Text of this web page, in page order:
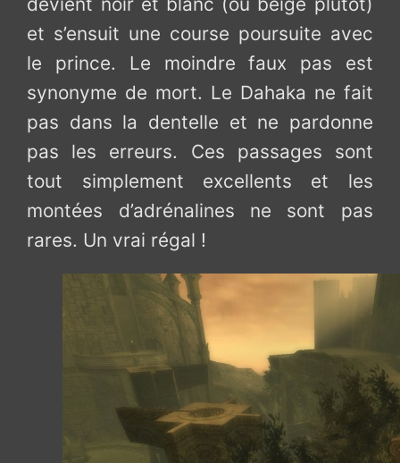
et s’ensuit une course poursuite avec
le prince. Le moindre faux pas est
synonyme de mort. Le Dahaka ne fait
pas dans la dentelle et ne pardonne
pas les erreurs. Ces passages sont
tout simplement excellents et les
montées d’adrénalines ne sont pas
rares. Un vrai régal !